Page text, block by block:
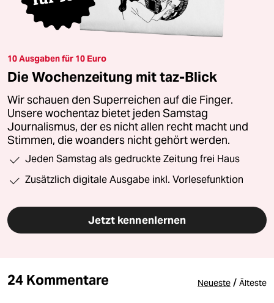
10 Ausgaben für 10 Euro
Die Wochenzeitung mit taz-Blick
Wir schauen den Superreichen auf die Finger.
Unsere wochentaz bietet jeden Samstag
Journalismus, der es nicht allen recht macht und
Stimmen, die woanders nicht gehört werden.
Jeden Samstag als gedruckte Zeitung frei Haus
Zusätzlich digitale Ausgabe inkl. Vorlesefunktion
Jetzt kennenlernen
24 Kommentare Neueste / Älteste